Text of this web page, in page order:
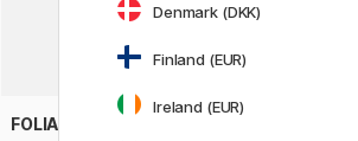
FOLIA
Denmark (DKK)
Finland (EUR)
Ireland (EUR)